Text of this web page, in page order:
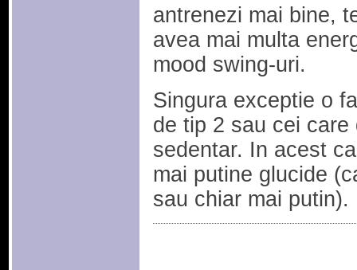
antrenezi mai bine,
avea mai multa
mood swing-uri.
Singura exceptie o
de tip 2 sau cei
sedentar. In acest
mai putine glucide
sau chiar mai putin).